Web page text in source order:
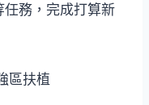
務，完成打算新
區扶植